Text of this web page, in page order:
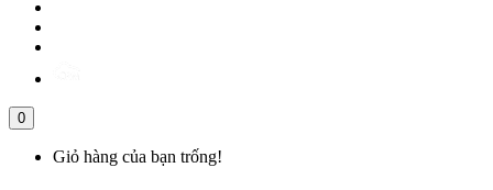
0
Giỏ hàng của bạn trống!